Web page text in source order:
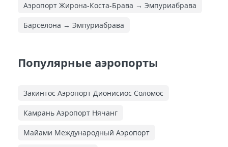
Аэропорт Жирона-Коста-Брава → Эмпуриабрава
Барселона → Эмпуриабрава
Популярные аэропорты
Закинтос Аэропорт Дионисиос Соломос
Камрань Аэропорт Нячанг
Майами Международный Аэропорт